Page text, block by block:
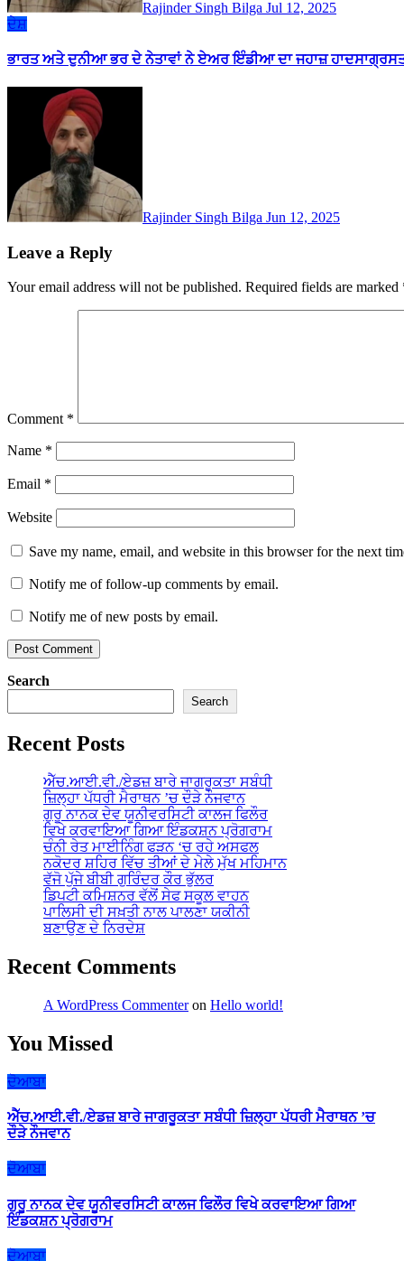
Rajinder Singh Bilga Jul 12, 2025
ਦੇਸ਼
ਭਾਰਤ ਅਤੇ ਦੁਨੀਆ ਭਰ ਦੇ ਨੇਤਾਵਾਂ ਨੇ ਏਅਰ ਇੰਡੀਆ ਦਾ ਜਹਾਜ਼ ਹਾਦਸਾਗ੍ਰਸਤ
Rajinder Singh Bilga Jun 12, 2025
Leave a Reply
Your email address will not be published. Required fields are marked
Comment *
Name *
Email *
Website
Save my name, email, and website in this browser for the next
Notify me of follow-up comments by email.
Notify me of new posts by email.
Search
Search
Recent Posts
ਐੱਚ.ਆਈ.ਵੀ./ਏਡਜ਼ ਬਾਰੇ ਜਾਗਰੂਕਤਾ ਸਬੰਧੀ
ਜ਼ਿਲ੍ਹਾ ਪੱਧਰੀ ਮੈਰਾਥਨ ’ਚ ਦੌੜੇ ਨੌਜਵਾਨ
ਗੁਰੂ ਨਾਨਕ ਦੇਵ ਯੂਨੀਵਰਸਿਟੀ ਕਾਲਜ ਫਿਲੌਰ
ਵਿਖੇ ਕਰਵਾਇਆ ਗਿਆ ਇੰਡਕਸ਼ਨ ਪ੍ਰੋਗਰਾਮ
ਚੰਨੀ ਰੇਤ ਮਾਈਨਿੰਗ ਫੜਨ ‘ਚ ਰਹੇ ਅਸਫਲ
ਨਕੋਦਰ ਸ਼ਹਿਰ ਵਿੱਚ ਤੀਆਂ ਦੇ ਮੇਲੇ ਮੁੱਖ ਮਹਿਮਾਨ
ਵੱਜੋ ਪੁੱਜੇ ਬੀਬੀ ਗੁਰਿੰਦਰ ਕੌਰ ਭੁੱਲਰ
ਡਿਪਟੀ ਕਮਿਸ਼ਨਰ ਵੱਲੋਂ ਸੇਫ ਸਕੂਲ ਵਾਹਨ
ਪਾਲਿਸੀ ਦੀ ਸਖ਼ਤੀ ਨਾਲ ਪਾਲਣਾ ਯਕੀਨੀ
ਬਣਾਉਣ ਦੇ ਨਿਰਦੇਸ਼
Recent Comments
A WordPress Commenteron Hello world!
You Missed
ਦੋਆਬਾ
ਐੱਚ.ਆਈ.ਵੀ./ਏਡਜ਼ ਬਾਰੇ ਜਾਗਰੂਕਤਾ ਸਬੰਧੀ ਜ਼ਿਲ੍ਹਾ ਪੱਧਰੀ ਮੈਰਾਥਨ ’ਚ
ਦੌੜੇ ਨੌਜਵਾਨ
ਦੋਆਬਾ
ਗੁਰੂ ਨਾਨਕ ਦੇਵ ਯੂਨੀਵਰਸਿਟੀ ਕਾਲਜ ਫਿਲੌਰ ਵਿਖੇ ਕਰਵਾਇਆ ਗਿਆ
ਇੰਡਕਸ਼ਨ ਪ੍ਰੋਗਰਾਮ
ਦੋਆਬਾ